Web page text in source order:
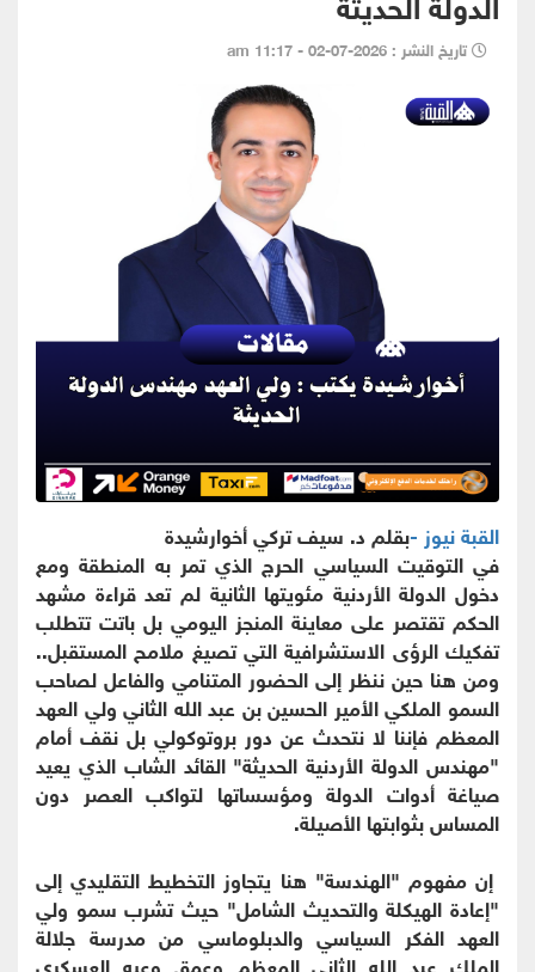
تاريخ النشر : 2026-07-02 - 11:17 am
القبة نيوز -بقلم د. سيف تركي أخوارشيدة
في التوقيت السياسي الحرج الذي تمر به المنطقة ومع
دخول الدولة الأردنية مئويتها الثانية لم تعد قراءة مشهد
الحكم تقتصر على معاينة المنجز اليومي بل باتت تتطلب
تفكيك الرؤى الاستشرافية التي تصيغ ملامح المستقبل..
ومن هنا حين ننظر إلى الحضور المتنامي والفاعل لصاحب
السمو الملكي الأمير الحسين بن عبد الله الثاني ولي العهد
المعظم فإننا لا نتحدث عن دور بروتوكولي بل نقف أمام
"مهندس الدولة الأردنية الحديثة" القائد الشاب الذي يعيد
صياغة أدوات الدولة ومؤسساتها لتواكب العصر دون
المساس بثوابتها الأصيلة.
إن مفهوم "الهندسة" هنا يتجاوز التخطيط التقليدي إلى
"إعادة الهيكلة والتحديث الشامل" حيث تشرب سمو ولي
العهد الفكر السياسي والدبلوماسي من مدرسة جلالة
الملك عبد الله الثاني المعظم وعمق وعيه العسكري